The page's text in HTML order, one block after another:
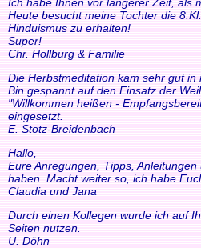
Heute besucht meine Tochter die
Hinduismus zu erhalten!
Super!
Chr. Hollburg & Familie
Die Herbstmeditation kam sehr gut
Bin gespannt auf den Einsatz der
"Willkommen heißen -
eingesetzt.
E. Stotz-Breidenbach
Hallo,
Eure Anregungen, Tipps,
haben. Macht weiter so, ich habe
Claudia und Jana
Durch einen Kollegen wurde ich auf
Seiten nutzen.
U. Döhn